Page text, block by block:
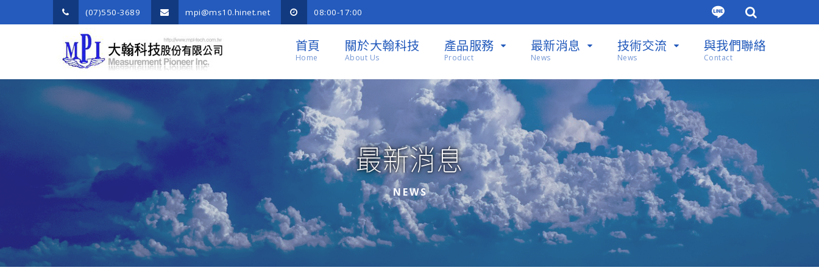
(07)550-3689 mpi@ms10.hinet.net 08:00-17:00
首頁
Home
關於大翰科技
About Us
產品服務
Product
最新消息
News
技術交流
News
與我們聯絡
Contact
最新消息
NEWS